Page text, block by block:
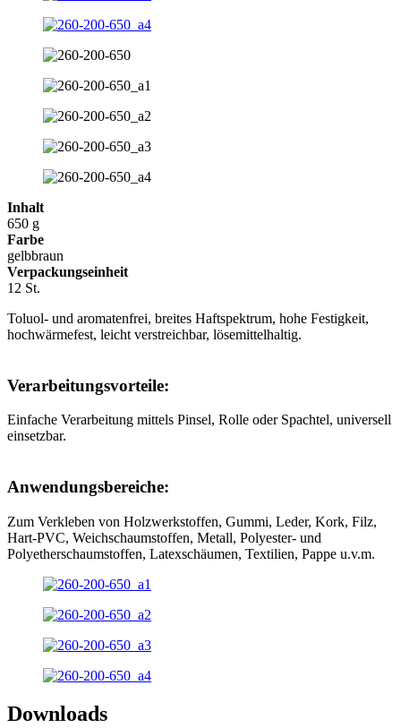
Inhalt
650 g
Farbe
gelbbraun
Verpackungseinheit
12 St.
Toluol- und aromatenfrei, breites Haftspektrum, hohe Festigkeit,
hochwärmefest, leicht verstreichbar, lösemittelhaltig.
Verarbeitungsvorteile:
Einfache Verarbeitung mittels Pinsel, Rolle oder Spachtel, universell
einsetzbar.
Anwendungsbereiche:
Zum Verkleben von Holzwerkstoffen, Gummi, Leder, Kork, Filz,
Hart-PVC, Weichschaumstoffen, Metall, Polyester- und
Polyetherschaumstoffen, Latexschäumen, Textilien, Pappe u.v.m.
Downloads